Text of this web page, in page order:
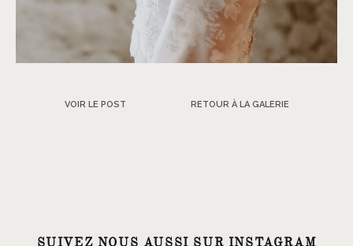
VOIR LE POST RETOUR À LA GALERIE